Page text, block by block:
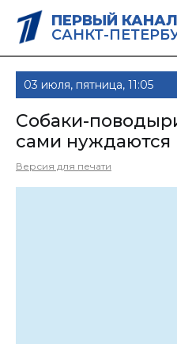
ПЕРВЫЙ КАНАЛ
САНКТ-
03 июля, пятница, 11:05
Собаки-
сами
Версия для печати